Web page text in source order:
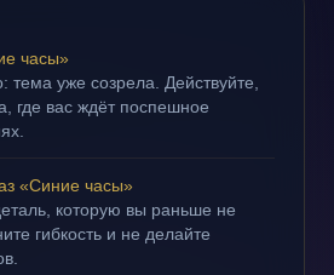
часы»
тема уже созрела. Действуйте,
где вас ждёт поспешное
«Синие часы»
которую вы раньше не
гибкость и не делайте